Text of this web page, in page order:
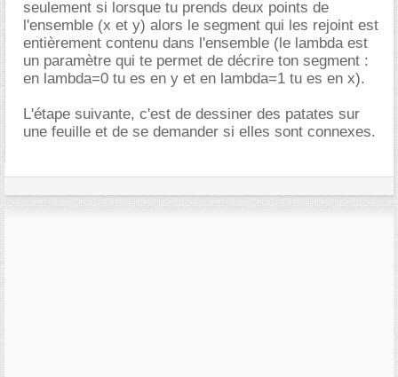
seulement si lorsque tu prends deux points de
l'ensemble (x et y) alors le segment qui les rejoint est
entièrement contenu dans l'ensemble (le lambda est
un paramètre qui te permet de décrire ton segment :
en lambda=0 tu es en y et en lambda=1 tu es en x).
L'étape suivante, c'est de dessiner des patates sur
une feuille et de se demander si elles sont connexes.